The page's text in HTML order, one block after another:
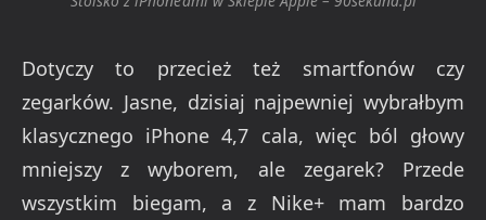
Dotyczy to przecież też smartfonów czy
zegarków. Jasne, dzisiaj najpewniej wybrałbym
klasycznego iPhone 4,7 cala, więc ból głowy
mniejszy z wyborem, ale zegarek? Przede
wszystkim biegam, a z Nike+ mam bardzo